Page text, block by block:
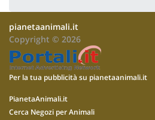
pianetaanimali.it
Copyright © 2026
Per la tua pubblicità su pianetaanimali.it
PianetaAnimali.it
Cerca Negozi per Animali